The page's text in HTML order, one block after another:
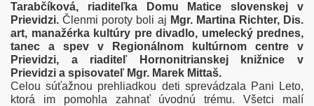
Tarabčíková, riaditeľka Domu Matice slovenskej v
Prievidzi. Členmi poroty boli aj Mgr. Martina Richter, Dis.
art, manažérka kultúry pre divadlo, umelecký prednes,
tanec a spev v Regionálnom kultúrnom centre v
Prievidzi, a riaditeľ Hornonitrianskej knižnice v
Prievidzi a spisovateľ Mgr. Marek Mittaš.
Celou súťažnou prehliadkou deti sprevádzala Pani Leto,
ktorá im pomohla zahnať úvodnú trému. Všetci malí